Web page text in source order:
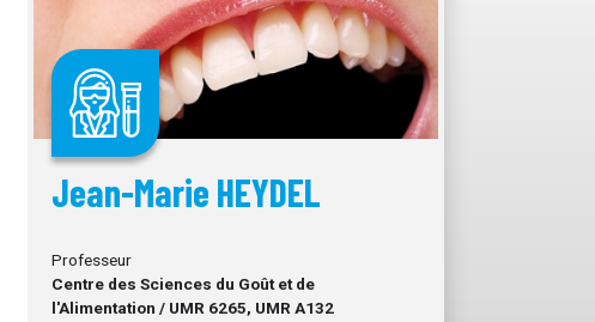
Jean-Marie HEYDEL
Professeur
Centre des Sciences du Goût et de
l'Alimentation / UMR 6265, UMR A132